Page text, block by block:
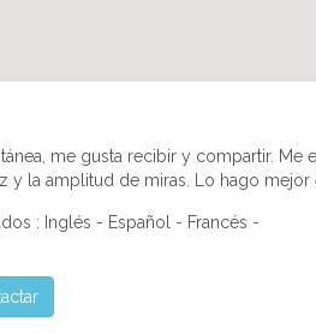
me gusta recibir y compartir. Me
y la amplitud de miras. Lo hago mejor
: Inglés - Español - Francés -